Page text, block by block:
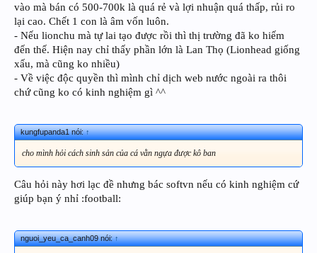
vào mà bán có 500-700k là quá rẻ và lợi nhuận quá thấp, rủi ro
lại cao. Chết 1 con là âm vốn luôn.
- Nếu lionchu mà tự lai tạo được rồi thì thị trường đã ko hiếm
đến thế. Hiện nay chỉ thấy phần lớn là Lan Thọ (Lionhead giống
xấu, mà cũng ko nhiều)
- Về việc độc quyền thì mình chỉ dịch web nước ngoài ra thôi
chứ cũng ko có kinh nghiệm gì ^^
kungfupanda1 nói:↑
cho mình hỏi cách sinh sản của cá vằn ngựa được kô ban
Câu hỏi này hơi lạc đề nhưng bác softvn nếu có kinh nghiệm cứ
giúp bạn ý nhỉ :football:
nguoi_yeu_ca_canh09 nói:↑